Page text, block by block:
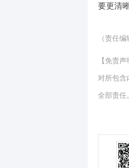
要更清
（责任编
【免责
对所包含
全部责任